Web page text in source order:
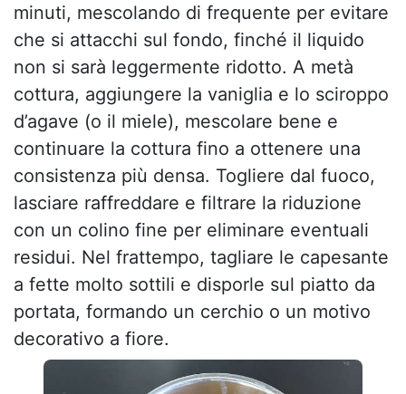
minuti, mescolando di frequente per evitare
che si attacchi sul fondo, finché il liquido
non si sarà leggermente ridotto. A metà
cottura, aggiungere la vaniglia e lo sciroppo
d’agave (o il miele), mescolare bene e
continuare la cottura fino a ottenere una
consistenza più densa. Togliere dal fuoco,
lasciare raffreddare e filtrare la riduzione
con un colino fine per eliminare eventuali
residui. Nel frattempo, tagliare le capesante
a fette molto sottili e disporle sul piatto da
portata, formando un cerchio o un motivo
decorativo a fiore.